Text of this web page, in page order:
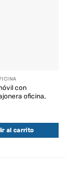
con
oficina,
al carrito